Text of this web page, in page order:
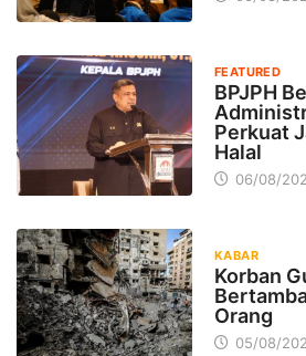
FEATURED
BPJPH
Perkuat
Halal
06/08/
KABAR
Korban
Orang
05/08/